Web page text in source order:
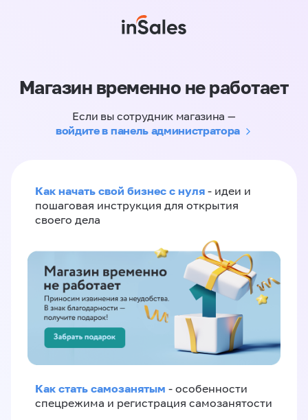
Магазин временно не работает
Если вы сотрудник магазина —
войдите в панель администратора
Как начать свой бизнес с нуля - идеи и
пошаговая инструкция для открытия
своего дела
Как стать самозанятым - особенности
спецрежима и регистрация самозанятости